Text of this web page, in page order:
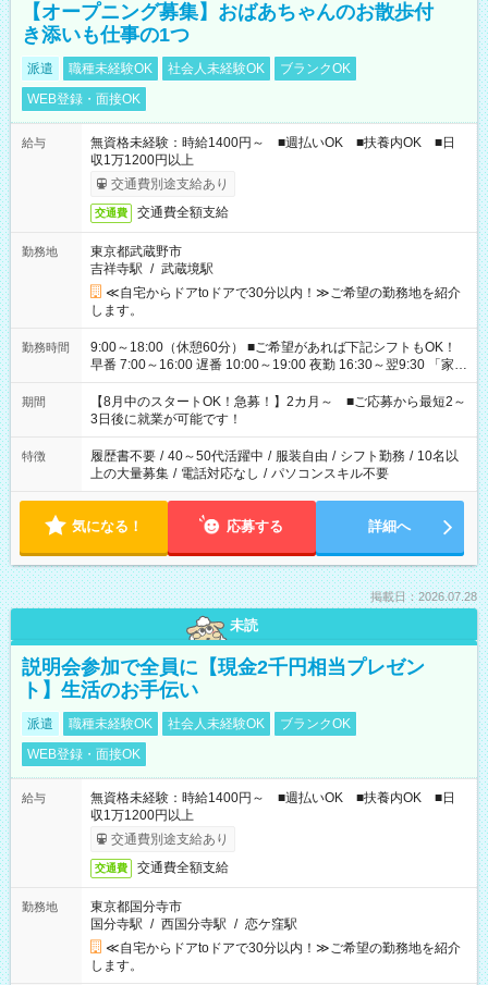
【オープニング募集】おばあちゃんのお散歩付
き添いも仕事の1つ
派遣 職種未経験OK 社会人未経験OK
ブランクOK
WEB登録・面接OK
給与
無資格未経験：時給1400円～ ■週払いOK ■扶養内OK ■日
収1万1200円以上
交通費別途支給あり
交通費 交通費全額支給
勤務地
東京都武蔵野市
吉祥寺駅 / 武蔵境駅
≪自宅からドアtoドアで30分以内！≫ご希望の勤務地を紹介
します。
勤務時間
9:00～18:00（休憩60分） ■ご希望があれば下記シフトもOK！
早番 7:00～16:00 遅番 10:00～19:00 夜勤 16:30～翌9:30 「家族
と休みを合わせたい」 「余裕を持って夕飯の準備がしたい」
「できれば残業はしたくない」 など、ご希望を教えてください
ね。 ※Wワーク希望の方へ 今ご覧のお仕事で希望する勤務時間
と、もう1つのお仕事の勤務時間。 合計で週40時間を超える場
合は応募できません。
期間
【8月中のスタートOK！急募！】2カ月～ ■ご応募から最短2～
3日後に就業が可能です！
特徴 履歴書不要 / 40～50代活躍中 / 服装自由 / シフト勤務 / 10名以
上の大量募集 / 電話対応なし / パソコンスキル不要
気になる！ 応募する 詳細へ
掲載日：2026.07.28
未読
説明会参加で全員に【現金2千円相当プレゼン
ト】生活のお手伝い
派遣 職種未経験OK 社会人未経験OK
ブランクOK
WEB登録・面接OK
給与
無資格未経験：時給1400円～ ■週払いOK ■扶養内OK ■日
収1万1200円以上
交通費別途支給あり
交通費 交通費全額支給
勤務地
東京都国分寺市
国分寺駅 / 西国分寺駅 / 恋ケ窪駅
≪自宅からドアtoドアで30分以内！≫ご希望の勤務地を紹介
します。